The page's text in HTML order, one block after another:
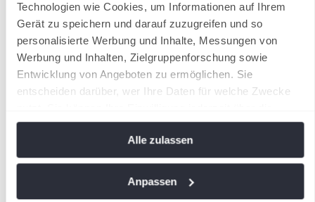
Technologien wie Cookies, um Informationen auf Ihrem
Gerät zu speichern und darauf zuzugreifen und so
personalisierte Werbung und Inhalte, Messungen von
Werbung und Inhalten, Zielgruppenforschung sowie
Entwicklung von Angeboten zu ermöglichen. Sie
entscheiden darüber, wer Ihre Daten für welche Zwecke
Cookie-Erklärung oder durch Klicken auf das Privacy
Trigger Symbol ändern oder widerrufen
Wenn Sie es erlauben, würden wir auch gerne:
Alle zulassen
Anpassen
Karriere
in unser Team und schlag für Tennisdeutschland auf!